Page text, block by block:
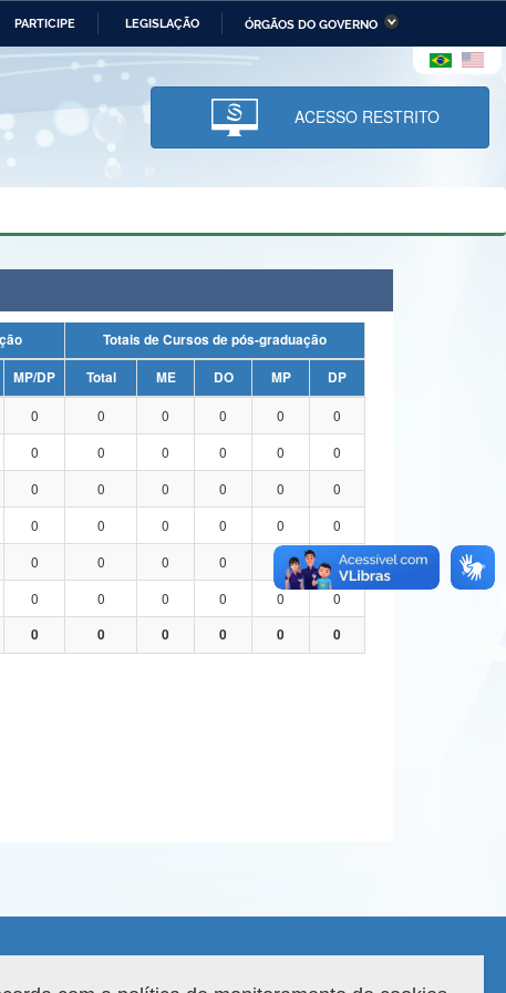
PARTICIPE LEGISLAÇÃO ÓRGÃOS DO GOVERNO
da Economia Ministério da Infraestrutura
Ministério da Ciência,
Tecnologia, Inovações e
Comunicações
Direitos Humanos
ACESSO RESTRITO
Totais de Cursos de pós-graduação
MP/DP Total ME DO MP
DP
0 0 0 0 0
0
0 0 0 0 0
0
0 0 0 0 0
0
0 0 0 0 0
0
0 0 0 0
0
0 0 0 0 0
0
0 0 0 0 0 0